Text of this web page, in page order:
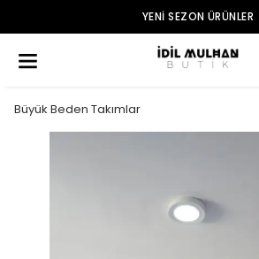
YENI SEZON ÜRÜNLER
Büyük Beden Takımlar